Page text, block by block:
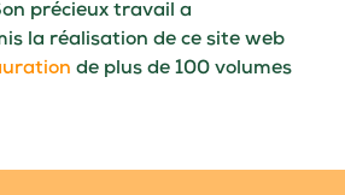
précieux travail a
la réalisation de ce site web
de plus de 100 volumes